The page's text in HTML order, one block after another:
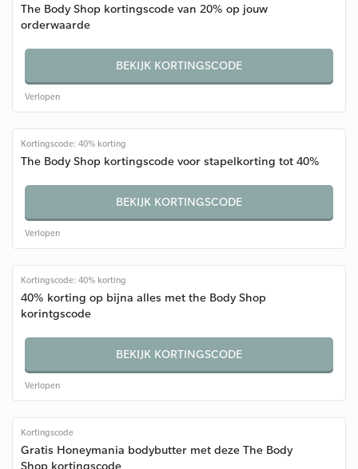
The Body Shop kortingscode van 20% op jouw
orderwaarde
BEKIJK KORTINGSCODE
Verlopen
Kortingscode: 40% korting
The Body Shop kortingscode voor stapelkorting tot 40%
BEKIJK KORTINGSCODE
Verlopen
Kortingscode: 40% korting
40% korting op bijna alles met the Body Shop
korintgscode
BEKIJK KORTINGSCODE
Verlopen
Kortingscode
Gratis Honeymania bodybutter met deze The Body
Shop kortingscode